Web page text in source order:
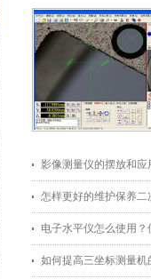
影像测量仪的摆放和应
怎样更好的维护保养
电子水平仪怎么使用
如何提高三坐标测量机